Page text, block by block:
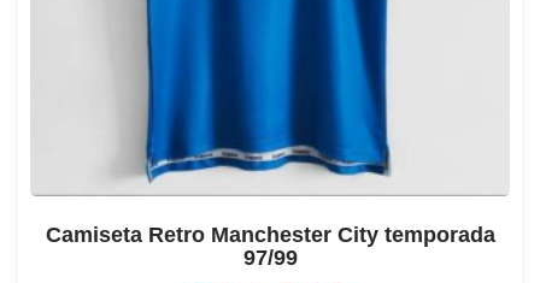
Camiseta Retro Manchester City temporada
97/99